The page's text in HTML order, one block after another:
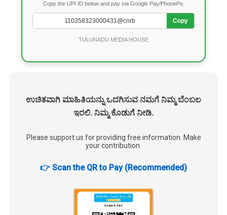
Copy the UPI ID below and pay via Google Pay/PhonePe.
Copy
TULUNADU MEDIA HOUSE
ಉಚಿತವಾಗಿ ಮಾಹಿತಿಯನ್ನು ಒದಗಿಸುವ ನಮಗೆ ನಿಮ್ಮ ಬೆಂಬಲ
ಇರಲಿ. ನಿಮ್ಮ ಕೊಡುಗೆ ನೀಡಿ.
Please support us for providing free information. Make
your contribution.
👉 Scan the QR to Pay (Recommended)